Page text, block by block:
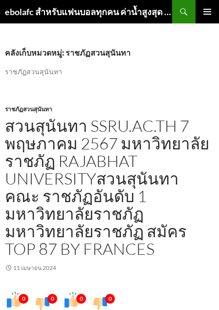
ebolafc สำหรับแฟนบอลทุกคน ค่าน้ำสูงสุด ดูบอลสด
เนื้อหา
คลังเก็บหมวดหมู่: ราชภัฏสวนสุนันทา
ราชภัฏสวนสุนันทา
ราชภัฏสวนสุนันทา
สวนสุนันทา SSRU.AC.TH 7
พฤษภาคม 2567 มหาวิทยาลัย
ราชภัฏ RAJABHAT
UNIVERSITYสวนสุนันทา
คณะ ราชภัฏอันดับ 1
มหาวิทยาลัยราชภัฏ
มหาวิทยาลัยราชภัฏ สมัคร
TOP 87 BY FRANCES
11 เมษายน 2024
0 0 0 0